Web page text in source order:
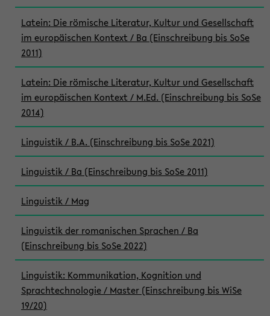
Latein: Die römische Literatur, Kultur und Gesellschaft
im europäischen Kontext / Ba (Einschreibung bis SoSe
2011)
Latein: Die römische Literatur, Kultur und Gesellschaft
im europäischen Kontext / M.Ed. (Einschreibung bis SoSe
2014)
Linguistik / B.A. (Einschreibung bis SoSe 2021)
Linguistik / Ba (Einschreibung bis SoSe 2011)
Linguistik / Mag
Linguistik der romanischen Sprachen / Ba
(Einschreibung bis SoSe 2022)
Linguistik: Kommunikation, Kognition und
Sprachtechnologie / Master (Einschreibung bis WiSe
19/20)